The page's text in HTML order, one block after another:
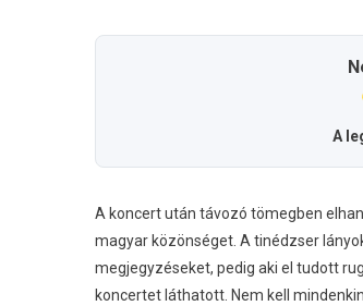
A
A koncert után távozó tömegben
magyar közönséget. A tinédzser
megjegyzéseket, pedig aki el tudott
koncertet láthatott. Nem kell